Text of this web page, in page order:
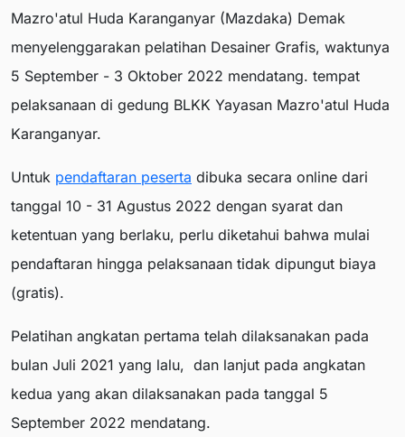
Mazro'atul Huda Karanganyar (Mazdaka) Demak
menyelenggarakan pelatihan Desainer Grafis, waktunya
5 September - 3 Oktober 2022 mendatang. tempat
pelaksanaan di gedung BLKK Yayasan Mazro'atul Huda
Karanganyar.
Untuk pendaftaran peserta dibuka secara online dari
tanggal 10 - 31 Agustus 2022 dengan syarat dan
ketentuan yang berlaku, perlu diketahui bahwa mulai
pendaftaran hingga pelaksanaan tidak dipungut biaya
(gratis).
Pelatihan angkatan pertama telah dilaksanakan pada
bulan Juli 2021 yang lalu, dan lanjut pada angkatan
kedua yang akan dilaksanakan pada tanggal 5
September 2022 mendatang.